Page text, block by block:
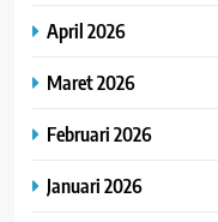
April 2026
Maret 2026
Februari 2026
Januari 2026